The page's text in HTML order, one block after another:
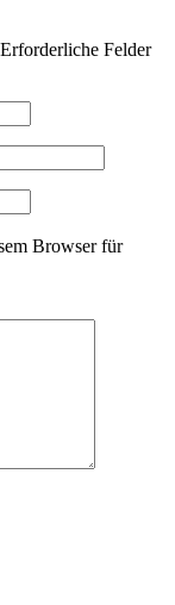
Erforderliche Felder
Browser für